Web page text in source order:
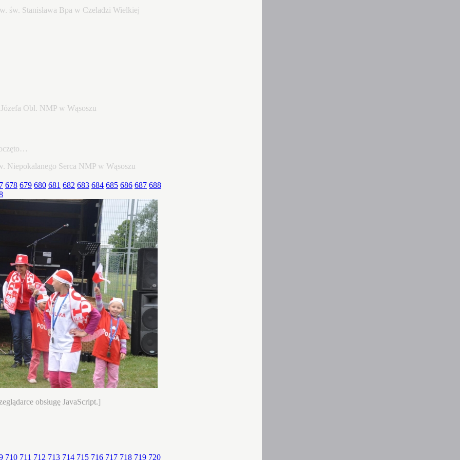
678 679 680 681 682 683 684 685 686 687 688
obsługę JavaScript.]
710 711 712 713 714 715 716 717 718 719 720